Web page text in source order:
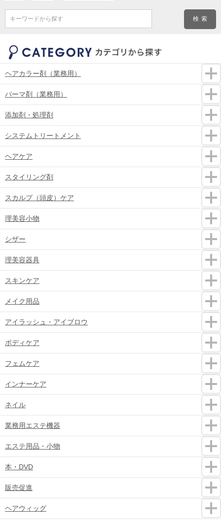
キーワードから探す
ヘアカラー剤（業務用）
パーマ剤（業務用）
添加剤・処理剤
システムトリートメント
ヘアケア
スタイリング剤
スカルプ（頭皮）ケア
理美容小物
シザー
理美容器具
スキンケア
メイク用品
アイラッシュ・アイブロウ
ボディケア
フェムケア
インナーケア
ネイル
業務用エステ機器
エステ用品・小物
本・DVD
販売促進
ヘアウィッグ